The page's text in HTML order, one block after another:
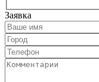
Заявка